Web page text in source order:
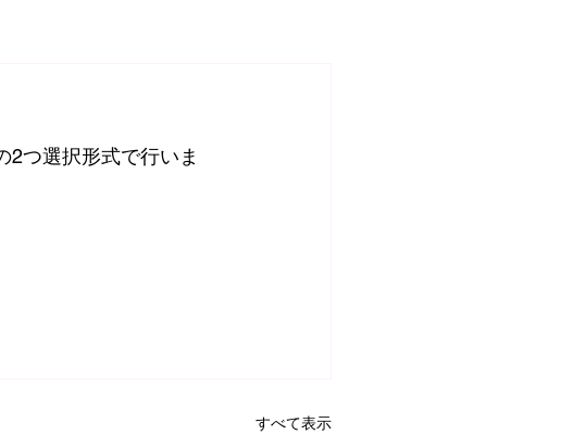
2つ選択形式で行いま
すべて表示